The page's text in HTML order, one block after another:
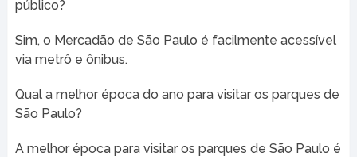
público?
Sim, o Mercadão de São Paulo é facilmente acessível
via metrô e ônibus.
Qual a melhor época do ano para visitar os parques de
São Paulo?
A melhor época para visitar os parques de São Paulo é